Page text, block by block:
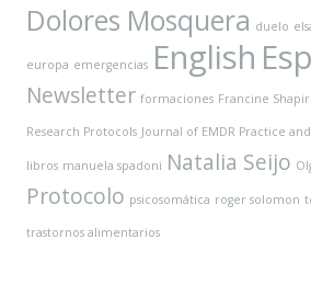
Dolores Mosquera duelo
europa emergencias English
Newsletter formaciones Francine
Research Protocols Journal of EMDR Practice
libros manuela spadoni Natalia Seijo
Protocolo psicosomática roger solomon
trastornos alimentarios